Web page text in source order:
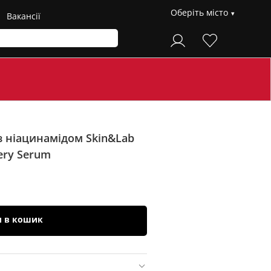
Вакансії Оберіть місто
Skin&Lab
Serum
в кошик